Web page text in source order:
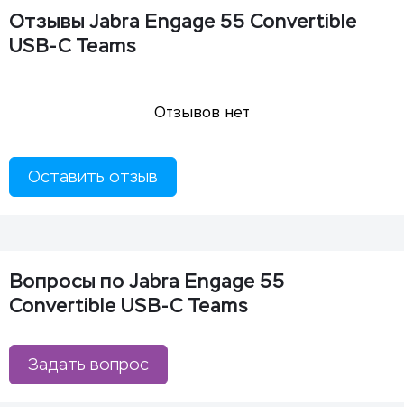
Отзывы Jabra Engage 55 Convertible
USB-C Teams
Отзывов нет
Оставить отзыв
Вопросы по Jabra Engage 55
Convertible USB-C Teams
Задать вопрос